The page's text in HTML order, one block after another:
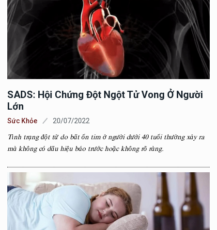
SADS: Hội Chứng Đột Ngột Tử Vong Ở Người
Lớn
Sức Khỏe 20/07/2022
Tình trạng đột tử do bất ổn tim ở người dưới 40 tuổi thường xảy ra
mà không có dấu hiệu báo trước hoặc không rõ ràng.